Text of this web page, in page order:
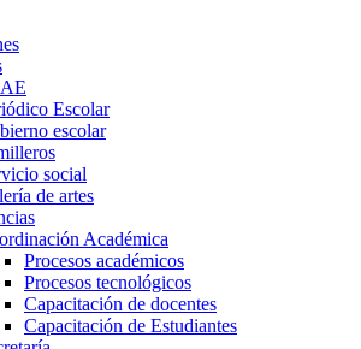
Escolar
escolar
social
de artes
Académica
Procesos académicos
Procesos tecnológicos
Capacitación de docentes
Capacitación de Estudiantes